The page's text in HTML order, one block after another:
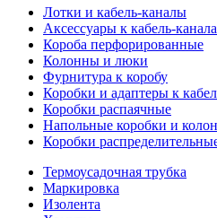
Лотки и кабель-каналы
Аксессуары к кабель-
Короба перфорированные
Колонны и люки
Фурнитура к коробу
Коробки и адаптеры к
Коробки распаячные
Напольные коробки и
Коробки
Термоусадочная трубка
Маркировка
Изолента